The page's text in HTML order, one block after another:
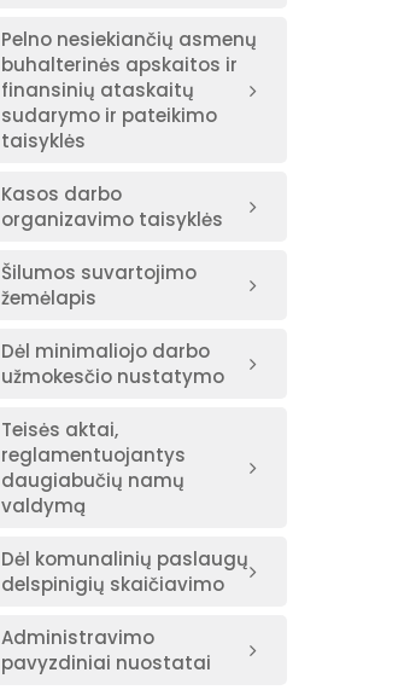
Pelno nesiekiančių asmenų
buhalterinės apskaitos ir
finansinių ataskaitų
sudarymo ir pateikimo
taisyklės
Kasos darbo
organizavimo taisyklės
Šilumos suvartojimo
žemėlapis
Dėl minimaliojo darbo
užmokesčio nustatymo
Teisės aktai,
reglamentuojantys
daugiabučių namų
valdymą
Dėl komunalinių paslaugų
delspinigių skaičiavimo
Administravimo
pavyzdiniai nuostatai